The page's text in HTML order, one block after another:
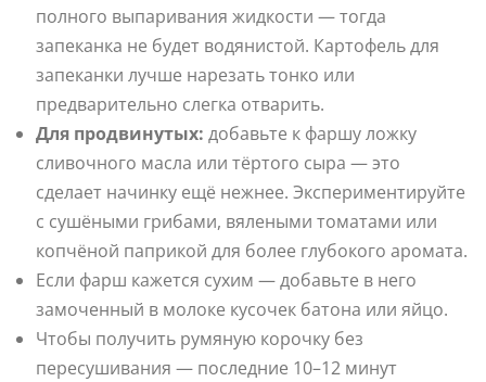
полного выпаривания жидкости — тогда
запеканка не будет водянистой. Картофель для
запеканки лучше нарезать тонко или
предварительно слегка отварить.
Для продвинутых: добавьте к фаршу ложку
сливочного масла или тёртого сыра — это
сделает начинку ещё нежнее. Экспериментируйте
с сушёными грибами, вялеными томатами или
копчёной паприкой для более глубокого аромата.
Если фарш кажется сухим — добавьте в него
замоченный в молоке кусочек батона или яйцо.
Чтобы получить румяную корочку без
пересушивания — последние 10–12 минут